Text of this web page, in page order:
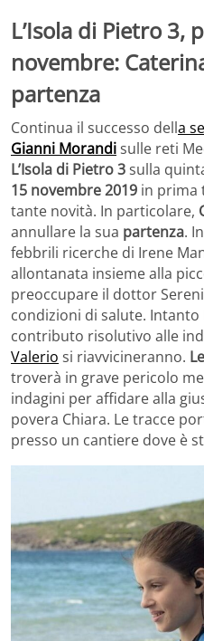
L’Isola di Pietro 3,
novembre:
partenza
Continua il successo della
Gianni Morandisulle reti
L’Isola di Pietro 3sulla
15 novembre 2019 in prima
tante novità. In particolare,
annullare la sua partenza.
febbrili ricerche di Irene
allontanata insieme alla
preoccupare il dottor
condizioni di salute. Intanto
contributo risolutivo alle
Valerio si riavvicineranno.
troverà in grave pericolo
indagini per affidare alla
povera Chiara. Le tracce
presso un cantiere dove è